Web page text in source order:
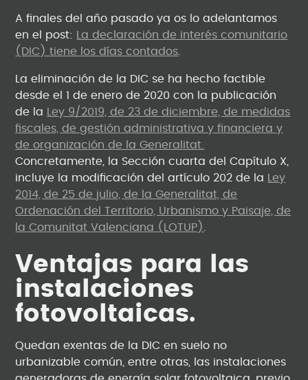
A finales del año pasado ya os lo adelantamos
en el post:
La declaración de interés comunitario
(DIC) tiene los días contados
La eliminación de la DIC se ha hecho factible
desde el 1 de enero de 2020 con la publicación
de la
Ley 9/2019, de 23 de diciembre, de medidas
fiscales, de gestión administrativa y financiera y
de organización de la Generalitat.
Concretamente, la Sección cuarta del Capítulo X,
incluye la modificación del artículo 202 de la
Ley
2014, de 25 de julio, de la Generalitat, de
Ordenación del Territorio, Urbanismo y Paisaje, de
la Comunitat Valenciana (LOTUP)
Ventajas para las
instalaciones
fotovoltaicas.
Quedan exentas de la DIC en suelo no
urbanizable común, entre otras, las instalaciones